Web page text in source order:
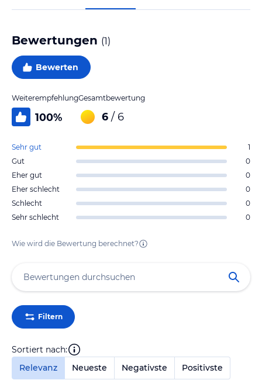
Bewertungen (1)
Bewerten
Weiterempfehlung
100%
Gesamtbewertung
6 / 6
Sehr gut
1
Gut
0
Eher gut
0
Eher schlecht
0
Schlecht
0
Sehr schlecht
0
Wie wird die Bewertung berechnet?
Filtern
Sortiert nach:
Relevanz
Neueste Negativste Positivste